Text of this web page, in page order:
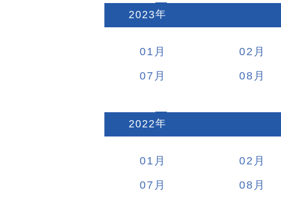
2023:
01 02
07
08
2022:
01 02
07
08